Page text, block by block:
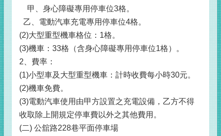
甲、身心障礙專用停車位3格。
乙、電動汽車充電專用停車位4格。
(2)大型重型機車格位：1格。
(3)機車：33格（含身心障礙專用停車位1格）。
2、費率：
(1)小型車及大型重型機車：計時收費每小時30元。
(2)機車免費。
(3)電動汽車使用由甲方設置之充電設備，乙方不得
收取除上開規定停車費以外之其他費用。
(二) 公舘路228巷平面停車場